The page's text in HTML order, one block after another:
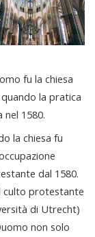
fu la chiesa
la pratica
1580.
la chiesa fu
dal 1580.
culto protestante
di Utrecht)
non solo